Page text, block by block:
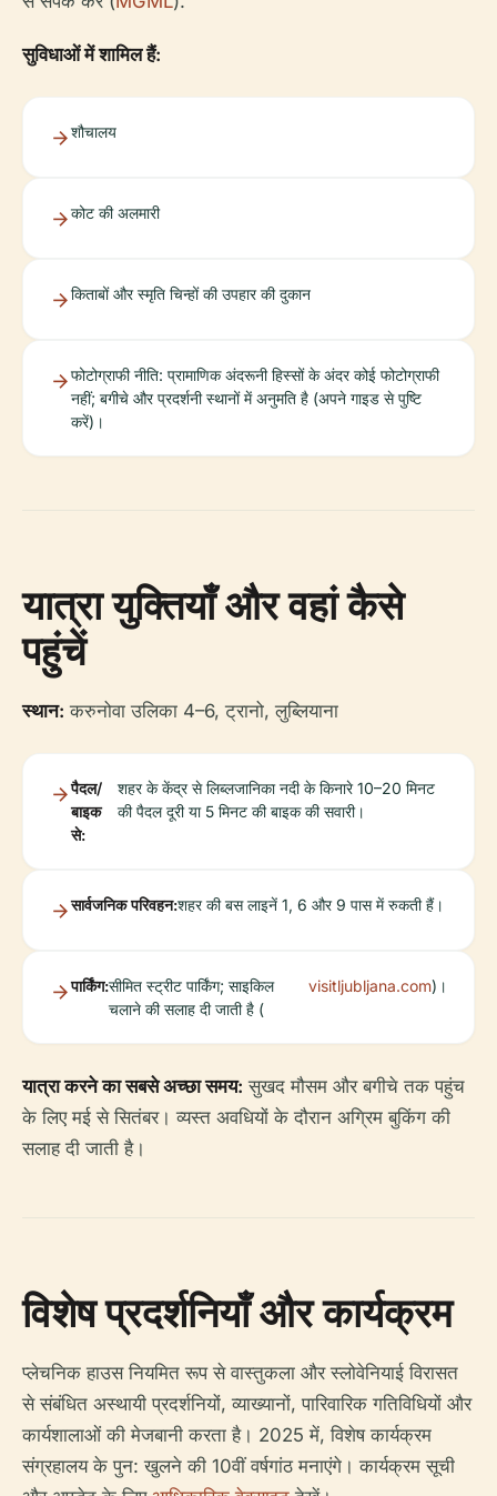
सुविधाओं में शामिल हैं:
शौचालय
कोट की अलमारी
किताबों और स्मृति चिन्हों की उपहार की दुकान
फोटोग्राफी नीति: प्रामाणिक अंदरूनी हिस्सों के अंदर कोई फोटोग्राफी
नहीं; बगीचे और प्रदर्शनी स्थानों में अनुमति है (अपने गाइड से पुष्टि
करें)।
यात्रा युक्तियाँ और वहां कैसे
पहुंचें
स्थान: करुनोवा उलिका 4–6, ट्रानो, लुब्लियाना
पैदल/
बाइक
से:
शहर के केंद्र से लिब्लजानिका नदी के किनारे 10–20 मिनट
की पैदल दूरी या 5 मिनट की बाइक की सवारी।
सार्वजनिक परिवहन:शहर की बस लाइनें 1, 6 और 9 पास में रुकती हैं।
पार्किंग:सीमित स्ट्रीट पार्किंग; साइकिल
चलाने की सलाह दी जाती है (
visitljubljana.com)।
यात्रा करने का सबसे अच्छा समय: सुखद मौसम और बगीचे तक पहुंच
के लिए मई से सितंबर। व्यस्त अवधियों के दौरान अग्रिम बुकिंग की
सलाह दी जाती है।
विशेष प्रदर्शनियाँ और कार्यक्रम
प्लेचनिक हाउस नियमित रूप से वास्तुकला और स्लोवेनियाई विरासत
से संबंधित अस्थायी प्रदर्शनियों, व्याख्यानों, पारिवारिक गतिविधियों और
कार्यशालाओं की मेजबानी करता है। 2025 में, विशेष कार्यक्रम
संग्रहालय के पुन: खुलने की 10वीं वर्षगांठ मनाएंगे। कार्यक्रम सूची